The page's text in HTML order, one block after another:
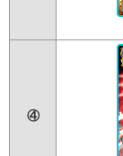
④